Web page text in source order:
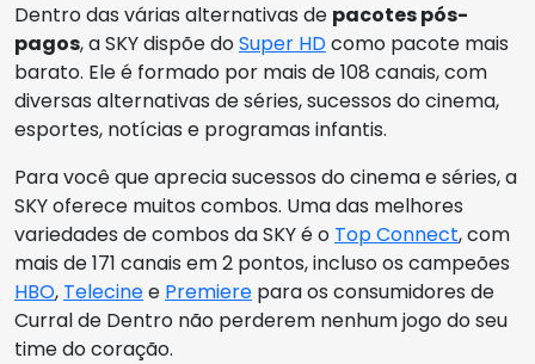
Dentro das várias alternativas de pacotes pós-
pagos, a SKY dispõe doSuper HDcomo pacote mais
barato. Ele é formado por mais de 108 canais, com
diversas alternativas de séries, sucessos do cinema,
esportes, notícias e programas infantis.
Para você que aprecia sucessos do cinema e séries, a
SKY oferece muitos combos. Uma das melhores
variedades de combos da SKY é o Top Connect, com
mais de 171 canais em 2 pontos, incluso os campeões
HBO, Telecinee Premiere para os consumidores de
Curral de Dentro não perderem nenhum jogo do seu
time do coração.